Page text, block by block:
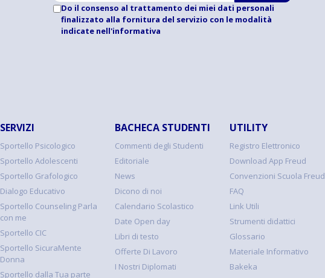
Do il consenso al trattamento dei miei dati personali
finalizzato alla fornitura del servizio con le modalità
indicate nell'informativa
SERVIZI
Sportello Psicologico
Sportello Adolescenti
Sportello Grafologico
Dialogo Educativo
Sportello Counseling Parla
con me
Sportello CIC
Sportello SicuraMente
Donna
Sportello dalla Tua parte
BACHECA STUDENTI
Commenti degli Studenti
Editoriale
News
Dicono di noi
Calendario Scolastico
Date Open day
Libri di testo
Offerte Di Lavoro
I Nostri Diplomati
UTILITY
Registro Elettronico
Download App Freud
Convenzioni Scuola Freud
FAQ
Link Utili
Strumenti didattici
Glossario
Materiale Informativo
Bakeka